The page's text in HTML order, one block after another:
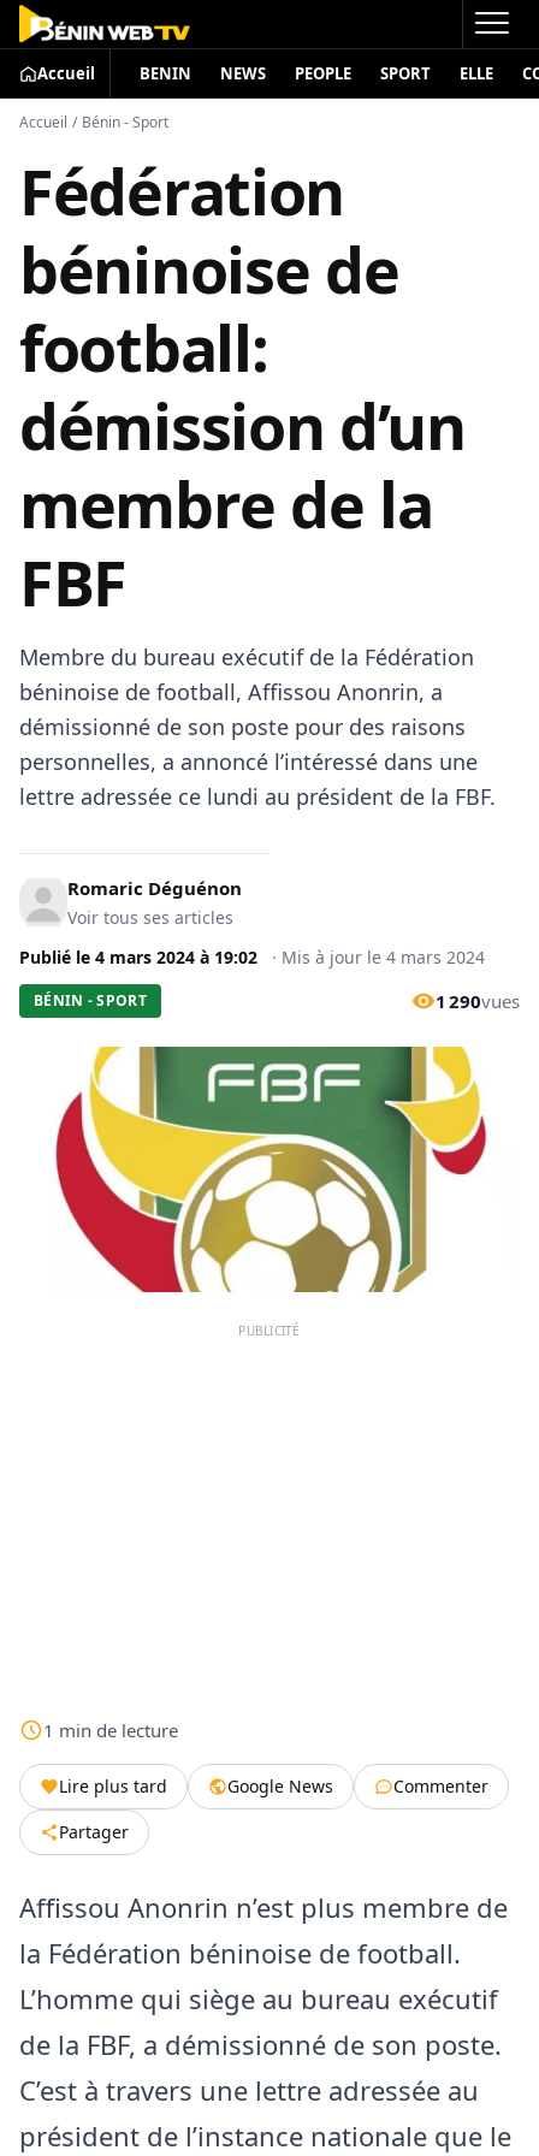
Accueil BENIN NEWS PEOPLE SPORT ELLE
Accueil / Bénin - Sport
Fédération
béninoise de
football:
démission d’un
membre de la
FBF
Membre du bureau exécutif de la Fédération
béninoise de football, Affissou Anonrin, a
démissionné de son poste pour des raisons
personnelles, a annoncé l’intéressé dans une
lettre adressée ce lundi au président de la FBF.
Romaric Déguénon
Voir tous ses articles
Publié le 4 mars 2024 à 19:02 · Mis à jour le 4 mars 2024
BÉNIN - SPORT 1 290vues
PUBLICITÉ
1 min de lecture
Lire plus tard Google News
Commenter
Partager
Affissou Anonrin n’est plus membre de
la Fédération béninoise de football.
L’homme qui siège au bureau exécutif
de la FBF, a démissionné de son poste.
C’est à travers une lettre adressée au
président de l’instance nationale que le